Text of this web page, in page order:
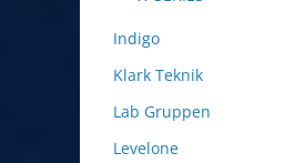
Indigo
Klark Teknik
Lab Gruppen
Levelone